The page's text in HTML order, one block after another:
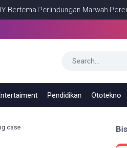
Perlindungan Marwah Perempuan
Pendidikan Ototekno
case